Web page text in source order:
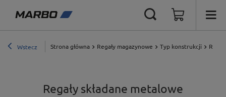
Wstecz Strona główna Regały magazynowe Typ konstrukcji
Regały składane metalowe